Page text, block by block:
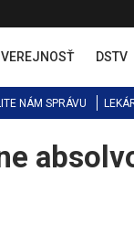
VEREJNOSŤ DSTV
NÁM SPRÁVU